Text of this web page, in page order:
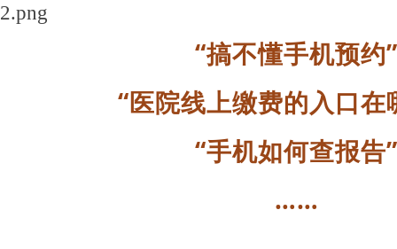
“搞不懂手机预约
“医院线上缴费的入口在
“手机如何查报告
……